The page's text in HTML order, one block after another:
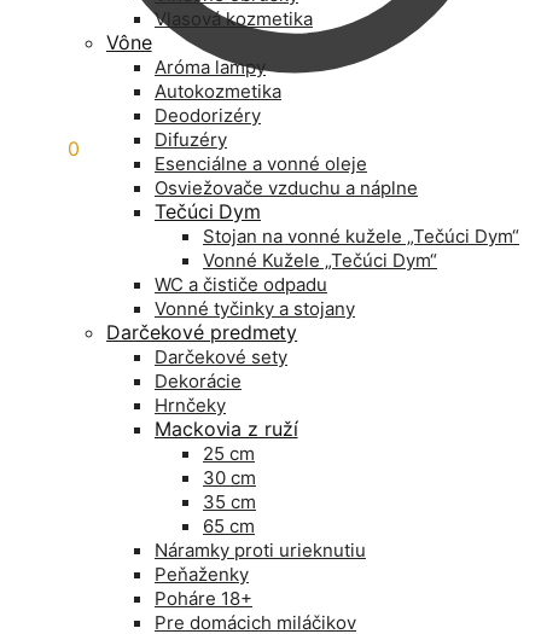
0
Vlasová kozmetika
Vône
Aróma lampy
Autokozmetika
Deodorizéry
Difuzéry
Esenciálne a vonné oleje
Osviežovače vzduchu a náplne
Tečúci Dym
Stojan na vonné kužele „Tečúci Dym“
Vonné Kužele „Tečúci Dym“
WC a čističe odpadu
Vonné tyčinky a stojany
Darčekové predmety
Darčekové sety
Dekorácie
Hrnčeky
Mackovia z ruží
25 cm
30 cm
35 cm
65 cm
Náramky proti urieknutiu
Peňaženky
Poháre 18+
Pre domácich miláčikov